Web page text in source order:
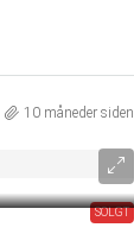
10 måneder siden
SOLGT